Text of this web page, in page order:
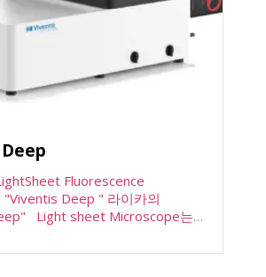
Fluorescence
Deep " 라이카의
Light sheet Microscope는
러 샘플들을 동시